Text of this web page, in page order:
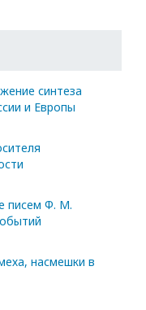
синтеза
и Европы
писем Ф. М.
насмешки в